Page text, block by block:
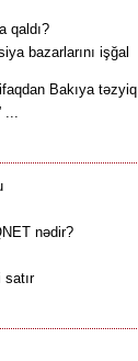
qaldı?
bazarlarını işğal
Bakıya təzyiq
...
nədir?
satır